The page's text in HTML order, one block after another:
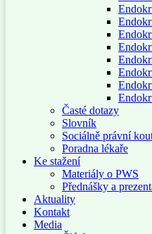
Časté dotazy
Slovník
Sociálně právní
Poradna lékaře
Ke stažení
Materiály o PWS
Přednášky a
Aktuality
Kontakt
Media